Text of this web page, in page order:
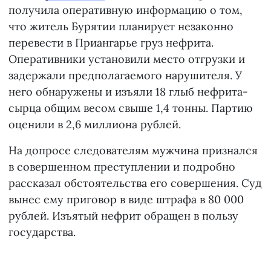
получила оперативную информацию о том,
что житель Бурятии планирует незаконно
перевести в Приангарье груз нефрита.
Оперативники установили место отгрузки и
задержали предполагаемого нарушителя. У
него обнаружены и изъяли 18 глыб нефрита-
сырца общим весом свыше 1,4 тонны. Партию
оценили в 2,6 миллиона рублей.
На допросе следователям мужчина признался
в совершенном преступлении и подробно
рассказал обстоятельства его совершения. Суд
вынес ему приговор в виде штрафа в 80 000
рублей. Изъятый нефрит обращен в пользу
государства.